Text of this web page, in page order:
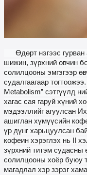
Өдөрт нэгээс гурван
шижин, зүрхний өвчин
солилцооны эмгэгээр
судалгаагаар тогтоожээ.
Metabolism” сэтгүүлд
хагас сая гаруй хүний
мэдээллийг агуулсан
ашиглан хүмүүсийн
үр дүнг харьцуулсан
кофеин хэрэглэх нь II
зүрхний титэм судасны
солилцооны хоёр буюу
магадлал хэр зэрэг